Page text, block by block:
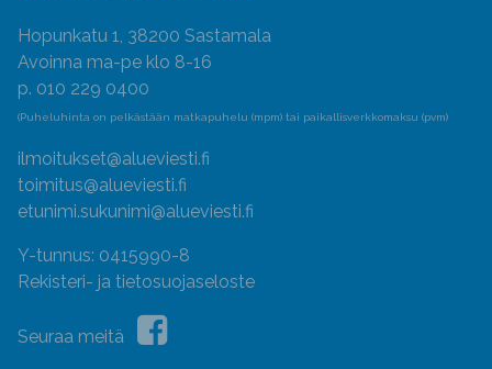
Hopunkatu 1, 38200 Sastamala
Avoinna ma-pe klo 8-16
p. 010 229 0400
(Puheluhinta on pelkästään matkapuhelu (mpm) tai paikallisverkkomaksu (pvm)
ilmoitukset@alueviesti.fi
toimitus@alueviesti.fi
etunimi.sukunimi@alueviesti.fi
Y-tunnus: 0415990-8
Rekisteri- ja tietosuojaseloste
Seuraa meitä